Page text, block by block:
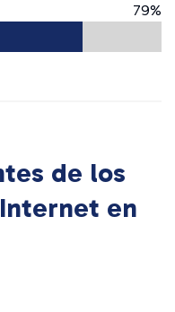
79%
de los
en